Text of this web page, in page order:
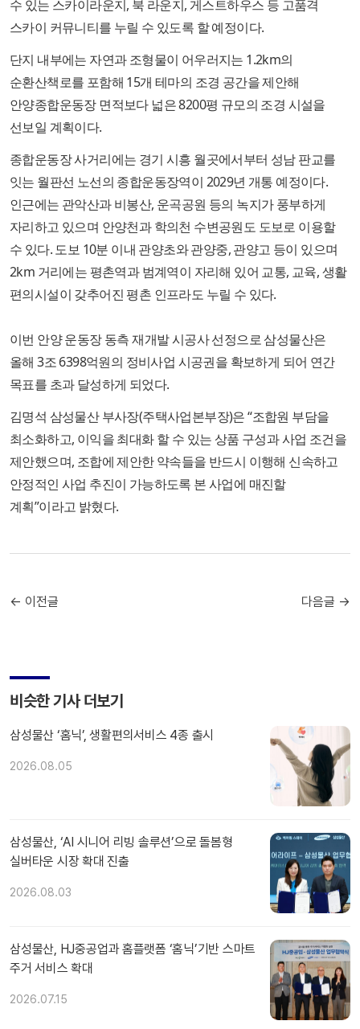
수 있는 스카이라운지, 북 라운지, 게스트하우스 등 고품격
스카이 커뮤니티를 누릴 수 있도록 할 예정이다.
단지 내부에는 자연과 조형물이 어우러지는 1.2km의
순환산책로를 포함해 15개 테마의 조경 공간을 제안해
안양종합운동장 면적보다 넓은 8200평 규모의 조경 시설을
선보일 계획이다.
종합운동장 사거리에는 경기 시흥 월곳에서부터 성남 판교를
잇는 월판선 노선의 종합운동장역이 2029년 개통 예정이다.
인근에는 관악산과 비봉산, 운곡공원 등의 녹지가 풍부하게
자리하고 있으며 안양천과 학의천 수변공원도 도보로 이용할
수 있다. 도보 10분 이내 관양초와 관양중, 관양고 등이 있으며
2km 거리에는 평촌역과 범계역이 자리해 있어 교통, 교육, 생활
편의시설이 갖추어진 평촌 인프라도 누릴 수 있다.
이번 안양 운동장 동측 재개발 시공사 선정으로 삼성물산은
올해 3조 6398억원의 정비사업 시공권을 확보하게 되어 연간
목표를 초과 달성하게 되었다.
김명석 삼성물산 부사장(주택사업본부장)은 “조합원 부담을
최소화하고, 이익을 최대화 할 수 있는 상품 구성과 사업 조건을
제안했으며, 조합에 제안한 약속들을 반드시 이행해 신속하고
안정적인 사업 추진이 가능하도록 본 사업에 매진할
계획”이라고 밝혔다.
← 이전글 다음글 →
비슷한 기사 더보기
삼성물산 ‘홈닉’, 생활편의서비스 4종 출시
2026.08.05
삼성물산, ‘AI 시니어 리빙 솔루션’으로 돌봄형
실버타운 시장 확대 진출
2026.08.03
삼성물산, HJ중공업과 홈플랫폼 ‘홈닉’기반 스마트
주거 서비스 확대
2026.07.15